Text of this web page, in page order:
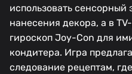
использовать сенсорный
нанесения декора, а в
гироскоп Joy-Con для
кондитера. Игра
следование рецептам,